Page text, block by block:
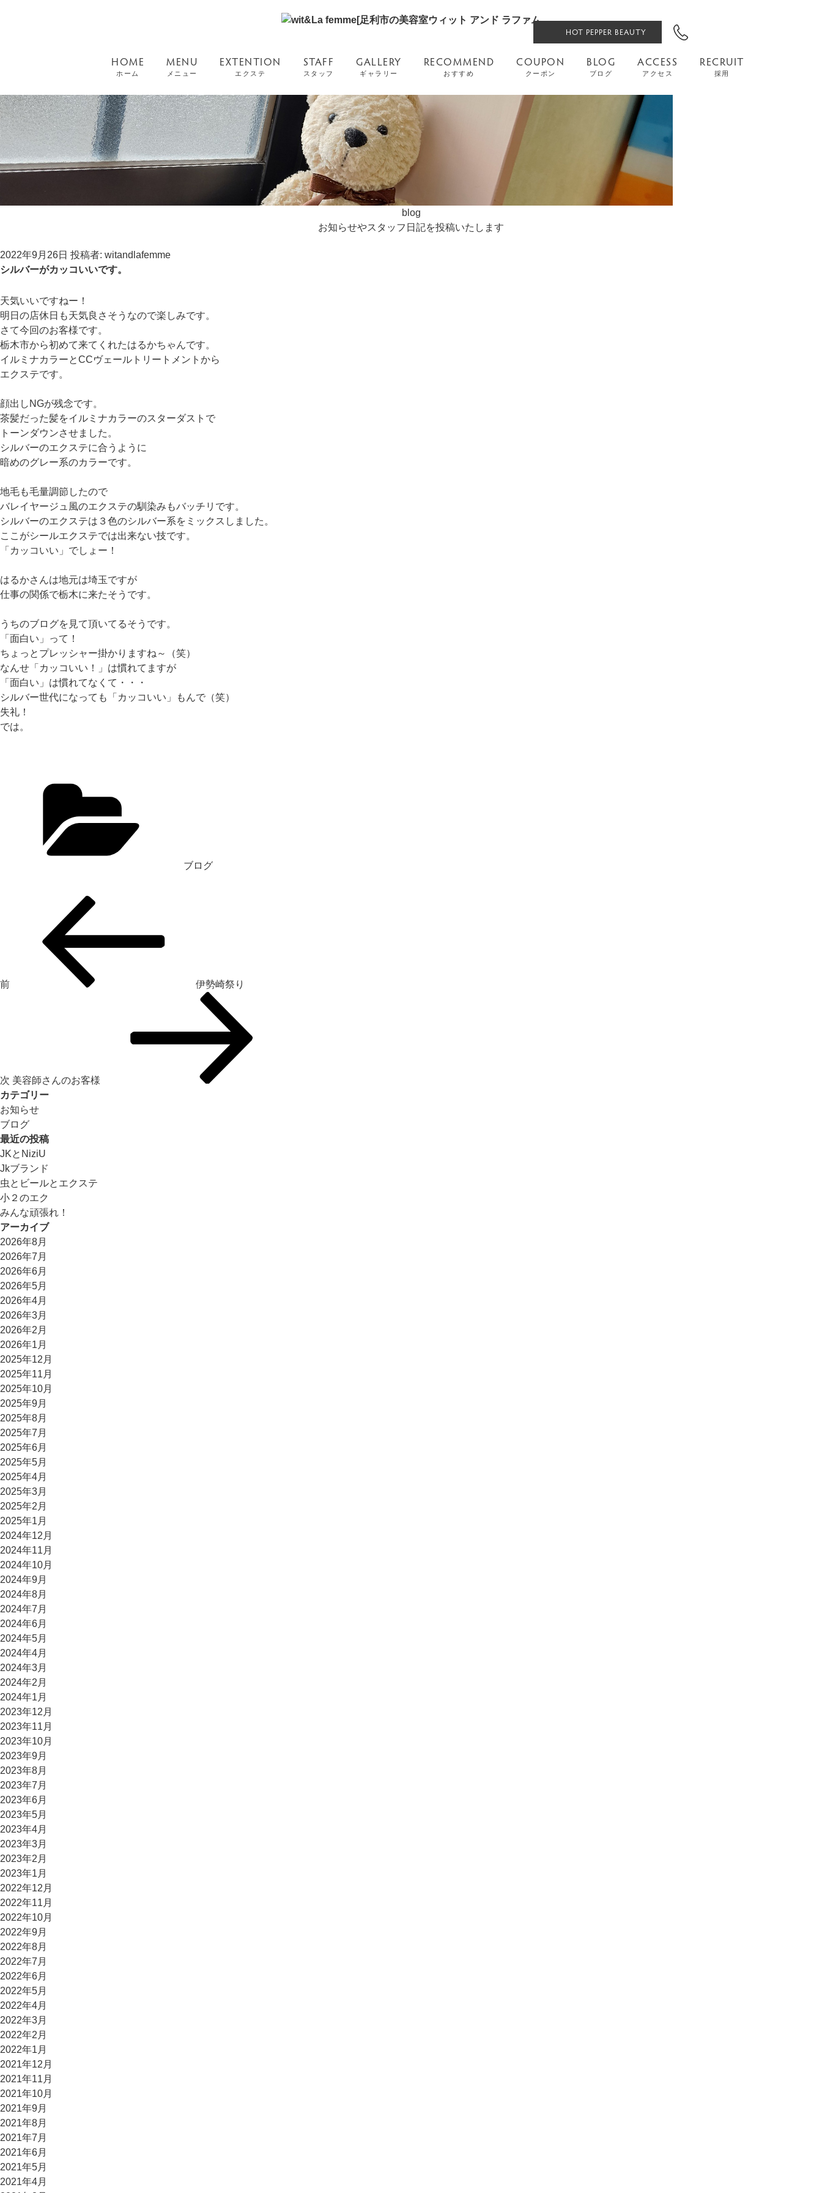
HOT PEPPER BEAUTY
HOME
ホーム
MENU
メニュー
EXTENTION
エクステ
STAFF
スタッフ
GALLERY
ギャラリー
RECOMMEND
おすすめ
COUPON
クーポン
BLOG
ブログ
ACCESS
アクセス
RECRUIT
採用
blog
お知らせやスタッフ日記を投稿いたします
投
稿
2022年9月26日 投稿者: witandlafemme
シルバーがカッコいいです。
天気いいですねー！
明日の店休日も天気良さそうなので楽しみです。
さて今回のお客様です。
栃木市から初めて来てくれたはるかちゃんです。
イルミナカラーとCCヴェールトリートメントから
エクステです。
顔出しNGが残念です。
茶髪だった髪をイルミナカラーのスターダストで
トーンダウンさせました。
シルバーのエクステに合うように
暗めのグレー系のカラーです。
地毛も毛量調節したので
バレイヤージュ風のエクステの馴染みもバッチリです。
シルバーのエクステは３色のシルバー系をミックスしました。
ここがシールエクステでは出来ない技です。
「カッコいい」でしょー！
はるかさんは地元は埼玉ですが
仕事の関係で栃木に来たそうです。
うちのブログを見て頂いてるそうです。
「面白い」って！
ちょっとプレッシャー掛かりますね～（笑）
なんせ「カッコいい！」は慣れてますが
「面白い」は慣れてなくて・・・
シルバー世代になっても「カッコいい」もんで（笑）
失礼！
では。
ブログ
シ
前
伊勢崎祭り
次 美容師さんのお客様
カテゴリー
お知らせ
ブログ
最近の投稿
JKとNiziU
Jkブランド
虫とビールとエクステ
小２のエク
みんな頑張れ！
アーカイブ
2026年8月
2026年7月
2026年6月
2026年5月
2026年4月
2026年3月
2026年2月
2026年1月
2025年12月
2025年11月
2025年10月
2025年9月
2025年8月
2025年7月
2025年6月
2025年5月
2025年4月
2025年3月
2025年2月
2025年1月
2024年12月
2024年11月
2024年10月
2024年9月
2024年8月
2024年7月
2024年6月
2024年5月
2024年4月
2024年3月
2024年2月
2024年1月
2023年12月
2023年11月
2023年10月
2023年9月
2023年8月
2023年7月
2023年6月
2023年5月
2023年4月
2023年3月
2023年2月
2023年1月
2022年12月
2022年11月
2022年10月
2022年9月
2022年8月
2022年7月
2022年6月
2022年5月
2022年4月
2022年3月
2022年2月
2022年1月
2021年12月
2021年11月
2021年10月
2021年9月
2021年8月
2021年7月
2021年6月
2021年5月
2021年4月